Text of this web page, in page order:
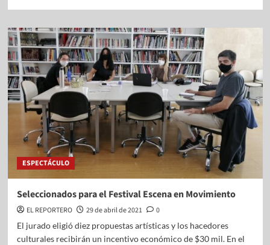
ESPECTÁCULO
Seleccionados para el Festival Escena en Movimiento
EL REPORTERO 29 de abril de 2021
0
El jurado eligió diez propuestas artísticas y los hacedores
culturales recibirán un incentivo económico de $30 mil. En el